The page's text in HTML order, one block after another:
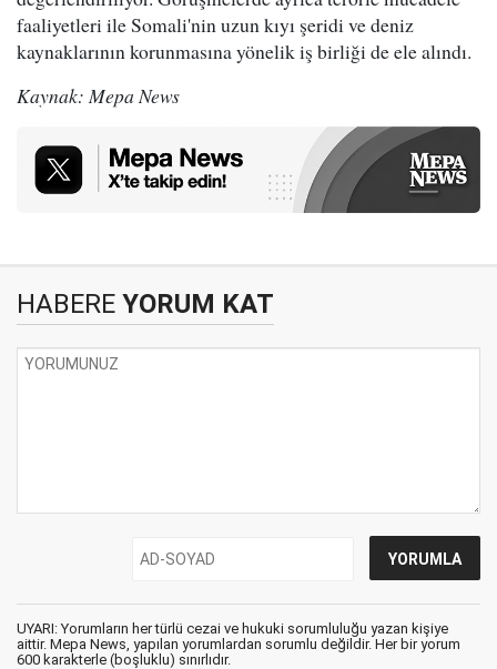
faaliyetleri ile Somali'nin uzun kıyı şeridi ve deniz
kaynaklarının korunmasına yönelik iş birliği de ele alındı.
Kaynak: Mepa News
HABERE YORUM KAT
UYARI: Yorumların her türlü cezai ve hukuki sorumluluğu yazan kişiye
aittir. Mepa News, yapılan yorumlardan sorumlu değildir. Her bir yorum
600 karakterle (boşluklu) sınırlıdır.